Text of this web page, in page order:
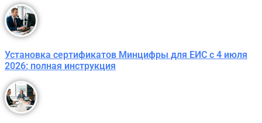
Установка сертификатов Минцифры для ЕИС с 4 июля
2026: полная инструкция